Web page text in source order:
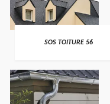
>
SOS TOITURE 56